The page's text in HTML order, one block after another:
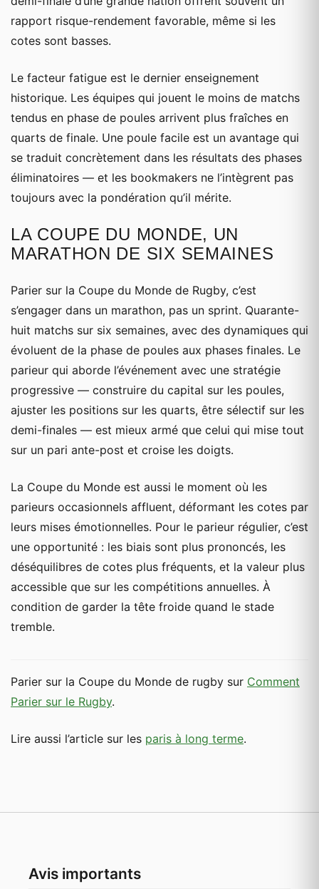
rapport risque-rendement favorable, même si les
cotes sont basses.
Le facteur fatigue est le dernier enseignement
historique. Les équipes qui jouent le moins de matchs
tendus en phase de poules arrivent plus fraîches en
quarts de finale. Une poule facile est un avantage qui
se traduit concrètement dans les résultats des phases
éliminatoires — et les bookmakers ne l’intègrent pas
toujours avec la pondération qu’il mérite.
LA COUPE DU MONDE, UN
MARATHON DE SIX SEMAINES
Parier sur la Coupe du Monde de Rugby, c’est
s’engager dans un marathon, pas un sprint. Quarante-
huit matchs sur six semaines, avec des dynamiques qui
évoluent de la phase de poules aux phases finales. Le
parieur qui aborde l’événement avec une stratégie
progressive — construire du capital sur les poules,
ajuster les positions sur les quarts, être sélectif sur les
demi-finales — est mieux armé que celui qui mise tout
sur un pari ante-post et croise les doigts.
La Coupe du Monde est aussi le moment où les
parieurs occasionnels affluent, déformant les cotes par
leurs mises émotionnelles. Pour le parieur régulier, c’est
une opportunité : les biais sont plus prononcés, les
déséquilibres de cotes plus fréquents, et la valeur plus
accessible que sur les compétitions annuelles. À
condition de garder la tête froide quand le stade
tremble.
Parier sur la Coupe du Monde de rugby sur Comment
Parier sur le Rugby.
Lire aussi l’article sur les paris à long terme.
Avis importants